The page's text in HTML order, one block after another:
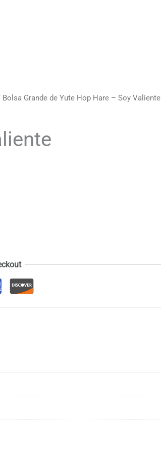
Bolsa Grande de Yute Hop Hare – Soy Valiente